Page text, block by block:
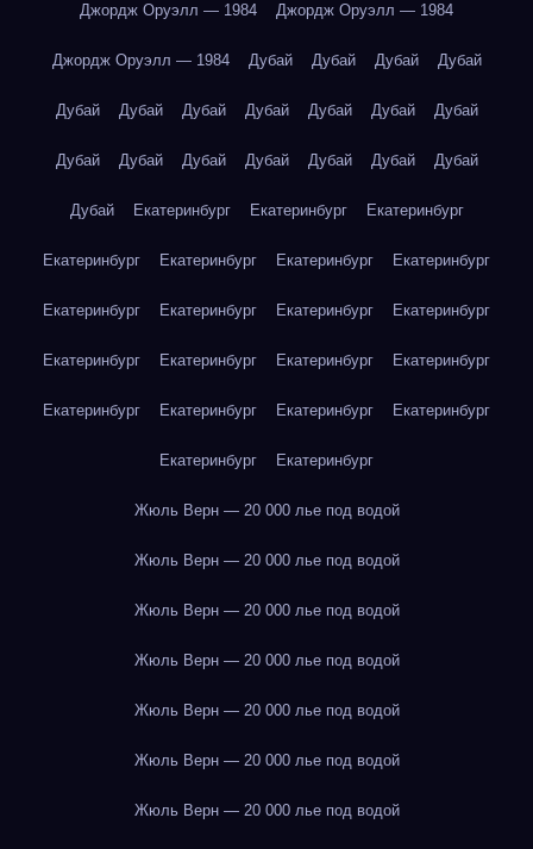
Джордж Оруэлл — 1984 Джордж Оруэлл — 1984
Джордж Оруэлл — 1984 Дубай Дубай Дубай Дубай
Дубай Дубай Дубай Дубай Дубай Дубай Дубай
Дубай Дубай Дубай Дубай Дубай Дубай Дубай
Дубай Екатеринбург Екатеринбург Екатеринбург
Екатеринбург Екатеринбург Екатеринбург Екатеринбург
Екатеринбург Екатеринбург Екатеринбург Екатеринбург
Екатеринбург Екатеринбург Екатеринбург Екатеринбург
Екатеринбург Екатеринбург Екатеринбург Екатеринбург
Екатеринбург Екатеринбург
Жюль Верн — 20 000 лье под водой
Жюль Верн — 20 000 лье под водой
Жюль Верн — 20 000 лье под водой
Жюль Верн — 20 000 лье под водой
Жюль Верн — 20 000 лье под водой
Жюль Верн — 20 000 лье под водой
Жюль Верн — 20 000 лье под водой